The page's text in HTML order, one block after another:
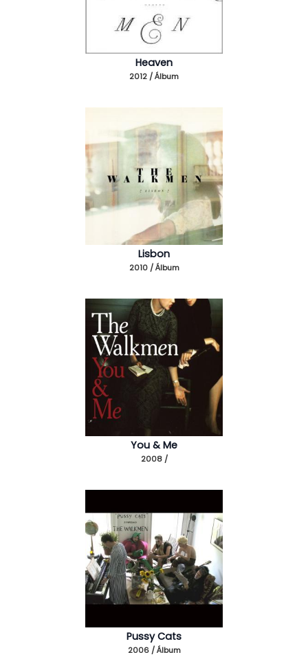
Heaven
2012 / Álbum
Lisbon
2010 / Álbum
You & Me
2008 /
Pussy Cats
2006 / Álbum